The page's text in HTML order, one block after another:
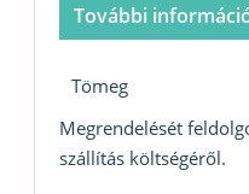
További
Tömeg
Megrendelését
szállítás költségéről.